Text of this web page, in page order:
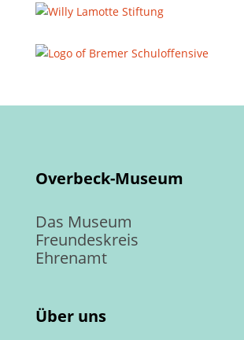
Overbeck-Museum
Das Museum
Freundeskreis
Ehrenamt
Über uns